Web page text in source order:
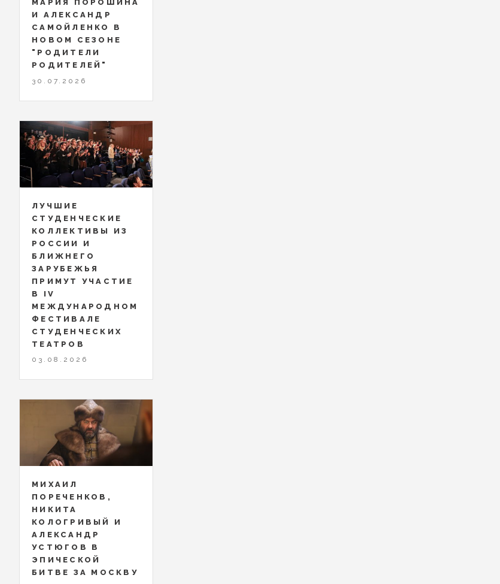
МАРИЯ ПОРОШИНА
И АЛЕКСАНДР
САМОЙЛЕНКО В
НОВОМ СЕЗОНЕ
"РОДИТЕЛИ
РОДИТЕЛЕЙ"
30.07.2026
ЛУЧШИЕ
СТУДЕНЧЕСКИЕ
КОЛЛЕКТИВЫ ИЗ
РОССИИ И
БЛИЖНЕГО
ЗАРУБЕЖЬЯ
ПРИМУТ УЧАСТИЕ
В IV
МЕЖДУНАРОДНОМ
ФЕСТИВАЛЕ
СТУДЕНЧЕСКИХ
ТЕАТРОВ
03.08.2026
МИХАИЛ
ПОРЕЧЕНКОВ,
НИКИТА
КОЛОГРИВЫЙ И
АЛЕКСАНДР
УСТЮГОВ В
ЭПИЧЕСКОЙ
БИТВЕ ЗА МОСКВУ